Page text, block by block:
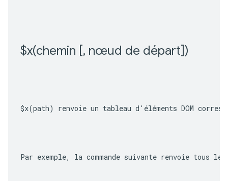
$x(chemin [, nœud de départ])
$x(path) renvoie un tableau d'éléments DOM
Par exemple, la commande suivante renvoie tous